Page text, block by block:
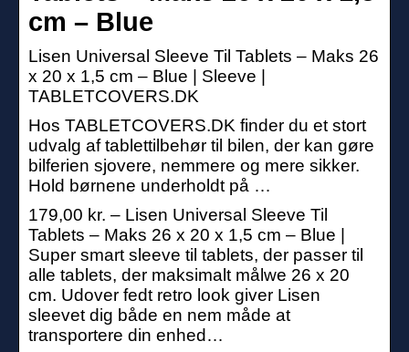
cm – Blue
Lisen Universal Sleeve Til Tablets – Maks 26
x 20 x 1,5 cm – Blue | Sleeve |
TABLETCOVERS.DK
Hos TABLETCOVERS.DK finder du et stort
udvalg af tablettilbehør til bilen, der kan gøre
bilferien sjovere, nemmere og mere sikker.
Hold børnene underholdt på …
179,00 kr. – Lisen Universal Sleeve Til
Tablets – Maks 26 x 20 x 1,5 cm – Blue |
Super smart sleeve til tablets, der passer til
alle tablets, der maksimalt målwe 26 x 20
cm. Udover fedt retro look giver Lisen
sleevet dig både en nem måde at
transportere din enhed…